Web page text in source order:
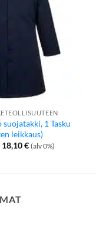
1 Tasku
leikkaus)
18,10€Hintaluokka:
17,80 €
(alv 0%)